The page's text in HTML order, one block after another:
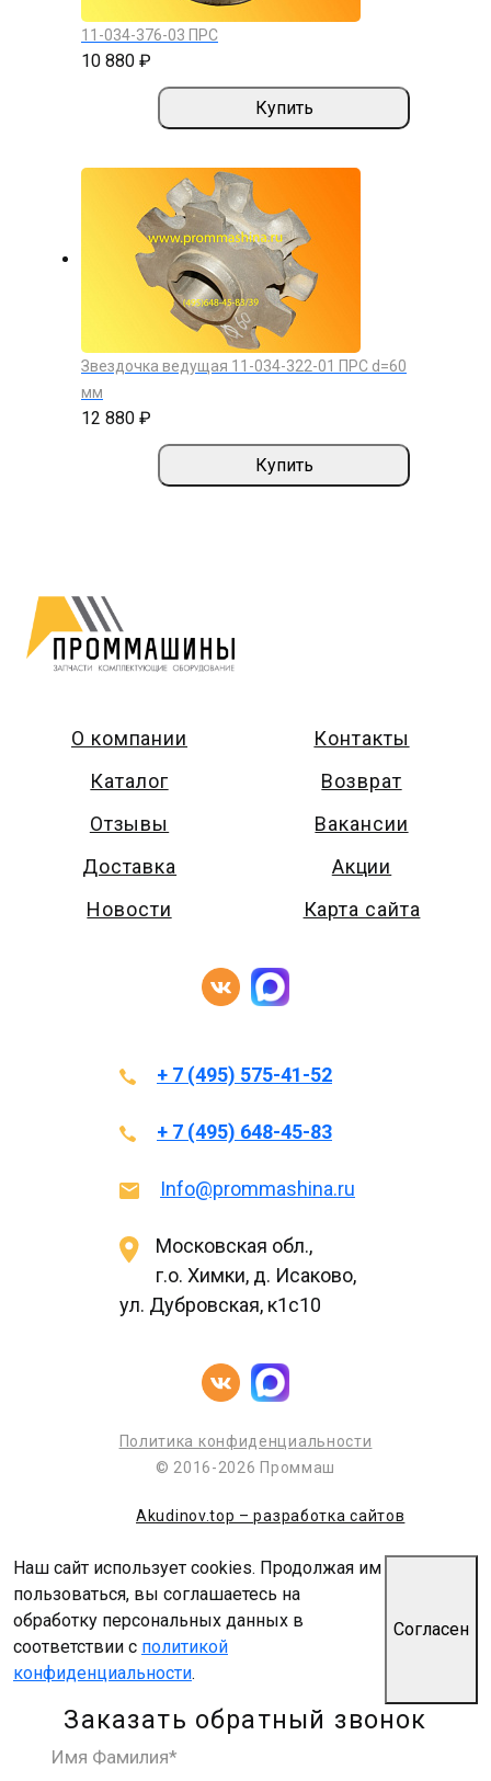
11-034-376-03 ПРС
10 880 ₽
Купить
Звездочка ведущая 11-034-322-01 ПРС d=60
мм
12 880 ₽
Купить
О компании
Каталог
Отзывы
Доставка
Новости
Контакты
Возврат
Вакансии
Акции
Карта сайта
+ 7 (495) 575-41-52
+ 7 (495) 648-45-83
Info@prommashina.ru
Московская обл.,
г.о. Химки, д. Исаково,
ул. Дубровская, к1с10
Политика конфиденциальности
© 2016-2026 Проммаш
Akudinov.top – разработка сайтов
Наш сайт использует cookies. Продолжая им
пользоваться, вы соглашаетесь на
обработку персональных данных в
соответствии с политикой
конфиденциальности.
Согласен
Заказать обратный звонок
Имя Фамилия*